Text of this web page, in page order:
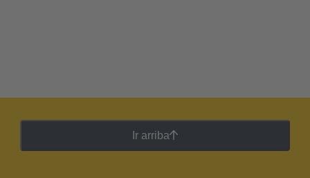
Ir arriba